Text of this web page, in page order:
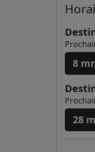
8
28